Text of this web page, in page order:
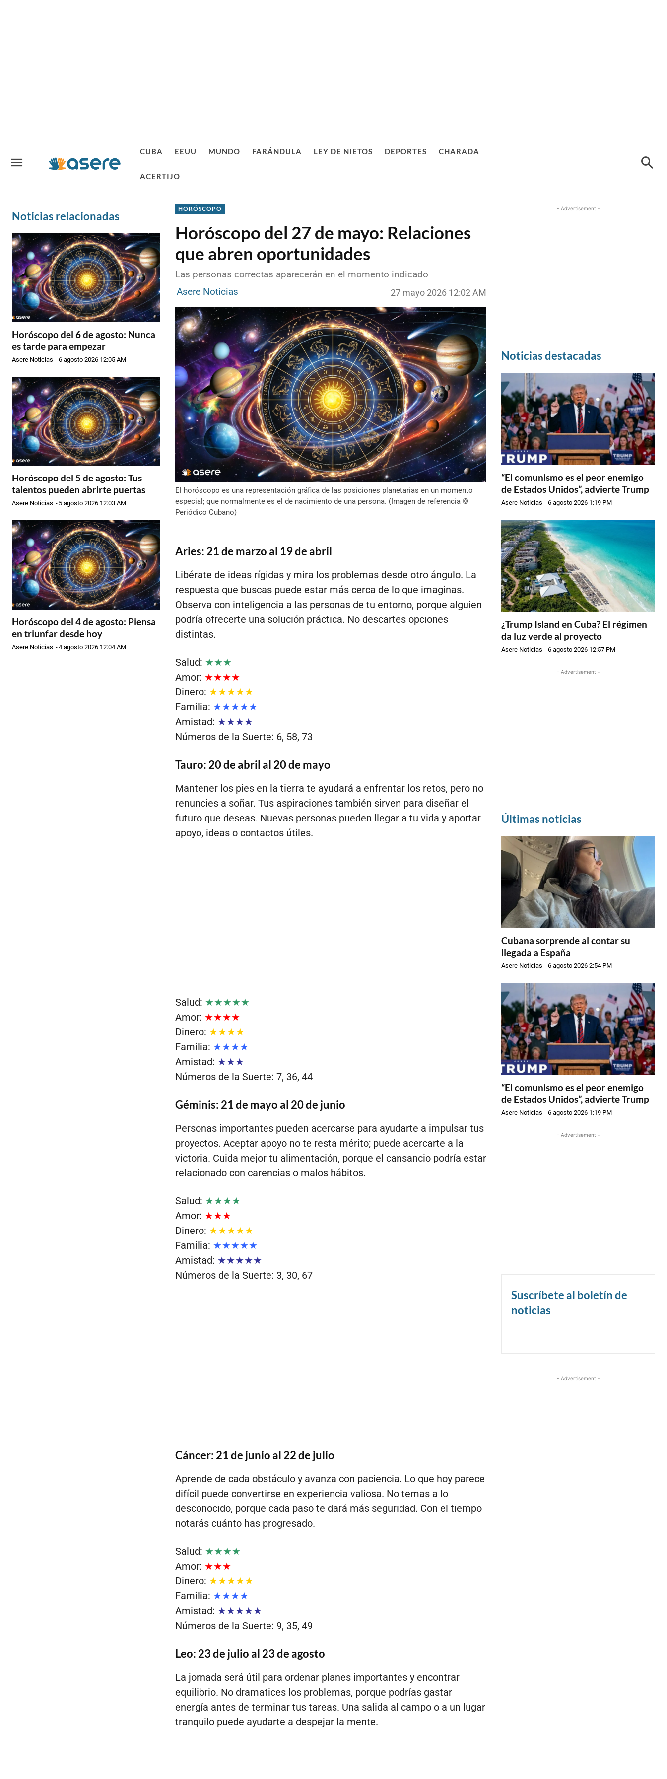
CUBA EEUU MUNDO FARÁNDULA LEY DE NIETOS DEPORTES CHARADA
ACERTIJO
Noticias relacionadas
Horóscopo del 6 de agosto: Nunca
es tarde para empezar
Asere Noticias -6 agosto 2026 12:05 AM
Horóscopo del 5 de agosto: Tus
talentos pueden abrirte puertas
Asere Noticias - 5 agosto 2026 12:03 AM
Horóscopo del 4 de agosto: Piensa
en triunfar desde hoy
Asere Noticias -4 agosto 2026 12:04 AM
HORÓSCOPO
Horóscopo del 27 de mayo: Relaciones
que abren oportunidades
Las personas correctas aparecerán en el momento indicado
Asere Noticias
27 mayo 2026 12:02 AM
El horóscopo es una representación gráfica de las posiciones planetarias en un momento
especial; que normalmente es el de nacimiento de una persona. (Imagen de referencia ©
Periódico Cubano)
Aries: 21 de marzo al 19 de abril
Libérate de ideas rígidas y mira los problemas desde otro ángulo. La
respuesta que buscas puede estar más cerca de lo que imaginas.
Observa con inteligencia a las personas de tu entorno, porque alguien
podría ofrecerte una solución práctica. No descartes opciones
distintas.
Salud: ★★★
Amor: ★★★★
Dinero: ★★★★★
Familia: ★★★★★
Amistad: ★★★★
Números de la Suerte: 6, 58, 73
Tauro: 20 de abril al 20 de mayo
Mantener los pies en la tierra te ayudará a enfrentar los retos, pero no
renuncies a soñar. Tus aspiraciones también sirven para diseñar el
futuro que deseas. Nuevas personas pueden llegar a tu vida y aportar
apoyo, ideas o contactos útiles.
Salud: ★★★★★
Amor: ★★★★
Dinero: ★★★★
Familia: ★★★★
Amistad: ★★★
Números de la Suerte: 7, 36, 44
Géminis: 21 de mayo al 20 de junio
Personas importantes pueden acercarse para ayudarte a impulsar tus
proyectos. Aceptar apoyo no te resta mérito; puede acercarte a la
victoria. Cuida mejor tu alimentación, porque el cansancio podría estar
relacionado con carencias o malos hábitos.
Salud: ★★★★
Amor: ★★★
Dinero: ★★★★★
Familia: ★★★★★
Amistad: ★★★★★
Números de la Suerte: 3, 30, 67
Cáncer: 21 de junio al 22 de julio
Aprende de cada obstáculo y avanza con paciencia. Lo que hoy parece
difícil puede convertirse en experiencia valiosa. No temas a lo
desconocido, porque cada paso te dará más seguridad. Con el tiempo
notarás cuánto has progresado.
Salud: ★★★★
Amor: ★★★
Dinero: ★★★★★
Familia: ★★★★
Amistad: ★★★★★
Números de la Suerte: 9, 35, 49
Leo: 23 de julio al 23 de agosto
La jornada será útil para ordenar planes importantes y encontrar
equilibrio. No dramatices los problemas, porque podrías gastar
energía antes de terminar tus tareas. Una salida al campo o a un lugar
tranquilo puede ayudarte a despejar la mente.
- Advertisement -
Noticias destacadas
“El comunismo es el peor enemigo
de Estados Unidos”, advierte Trump
Asere Noticias -6 agosto 2026 1:19 PM
¿Trump Island en Cuba? El régimen
da luz verde al proyecto
Asere Noticias -6 agosto 2026 12:57 PM
- Advertisement -
Últimas noticias
Cubana sorprende al contar su
llegada a España
Asere Noticias -6 agosto 2026 2:54 PM
“El comunismo es el peor enemigo
de Estados Unidos”, advierte Trump
Asere Noticias -6 agosto 2026 1:19 PM
- Advertisement -
Suscríbete al boletín de
noticias
- Advertisement -